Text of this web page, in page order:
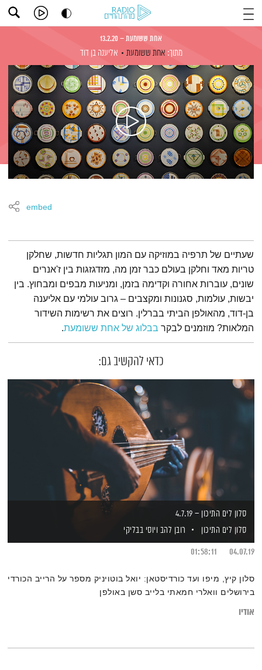
אחת ששומעת – 13.2.20
מתוך: אחת ששומעת אליענה בן דוד
embed
תמצית הפודקאסט
שעתיים של תרפיה במוזיקה עם המון תגליות חדשות, שחלקן
טריות מאד וחלקן בעולם כבר זמן מה, מזדגזגות בין ז'אנרים
שונים, עוברות אחורה וקדימה בזמן, ומניעות מבפים ומבחוץ. בין
יבשות, עולמות, סגנונות ומקצבים – גרוב עולמי עם אליענה
בן-דוד, מהאולפן הביתי בברלין. רוצים את רשימות השידור
המלאות? מוזמנים לבקר בבלוג של אחת ששומעת.
כדאי להקשיב גם:
סלון לים התיכון – 4.7.19
סלון לים התיכון
רובן להב ויוסי בבליקי
04.07.19
01:58:11
סלון קיץ, מיפו ועד כורדיסטאן: יואל בוטויניק מספר על הרייב הכורדי
בירושלים וואלרי חמאתי בלייב סשן באולפן
אודיו